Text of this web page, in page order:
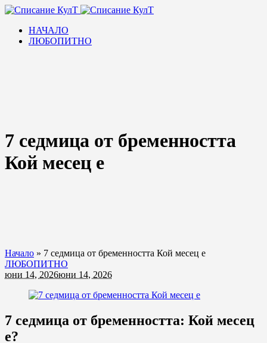
НАЧАЛО
ЛЮБОПИТНО
7 седмица от бременността
Кой месец е
Начало » 7 седмица от бременността Кой месец е
ЛЮБОПИТНО
юни 14, 2026юни 14, 2026
7 седмица от бременността: Кой месец
е?